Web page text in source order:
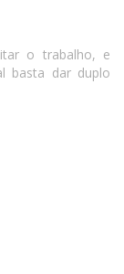
o trabalho, e
basta dar duplo